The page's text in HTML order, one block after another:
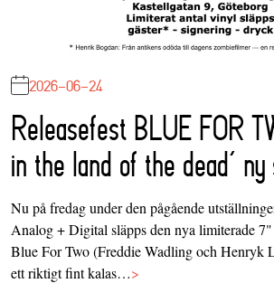
2026-06-24
Releasefest BLUE FOR
in the land of the dead’ ny
Nu på fredag under den pågående
Analog + Digital släpps den nya limiterade
Blue For Two (Freddie Wadling och Henryk
ett riktigt fint kalas…>